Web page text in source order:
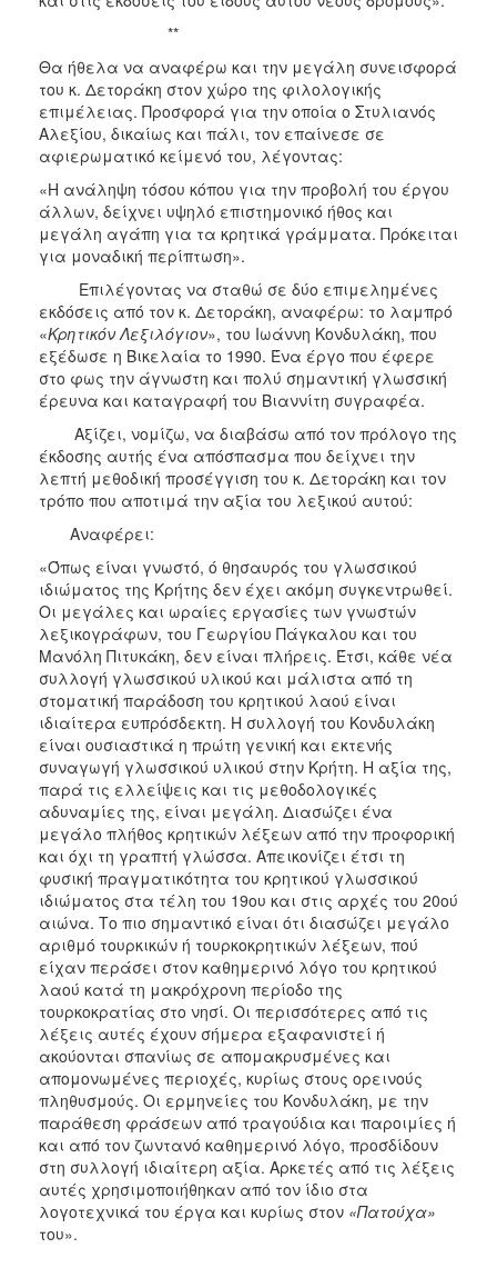
**
Θα ήθελα να αναφέρω και την μεγάλη συνεισφορά
του κ. Δετοράκη στον χώρο της φιλολογικής
επιμέλειας. Προσφορά για την οποία ο Στυλιανός
Αλεξίου, δικαίως και πάλι, τον επαίνεσε σε
αφιερωματικό κείμενό του, λέγοντας:
«Η ανάληψη τόσου κόπου για την προβολή του έργου
άλλων, δείχνει υψηλό επιστημονικό ήθος και
μεγάλη αγάπη για τα κρητικά γράμματα. Πρόκειται
για μοναδική περίπτωση».
Επιλέγοντας να σταθώ σε δύο επιμελημένες
εκδόσεις από τον κ. Δετοράκη, αναφέρω: το λαμπρό
«Kρητικόν Λεξιλόγιον», του Ιωάννη Kονδυλάκη, που
εξέδωσε η Βικελαία το 1990. Ένα έργο που έφερε
στο φως την άγνωστη και πολύ σημαντική γλωσσική
έρευνα και καταγραφή του Βιαννίτη συγραφέα.
Αξίζει, νομίζω, να διαβάσω από τον πρόλογο της
έκδοσης αυτής ένα απόσπασμα που δείχνει την
λεπτή μεθοδική προσέγγιση του κ. Δετοράκη και τον
τρόπο που αποτιμά την αξία του λεξικού αυτού:
Αναφέρει:
«Όπως είναι γνωστό, ό θησαυρός του γλωσσικού
ιδιώματος της Κρήτης δεν έχει ακόμη συγκεντρωθεί.
Οι μεγάλες και ωραίες εργασίες των γνωστών
λεξικογράφων, του Γεωργίου Πάγκαλου και του
Μανόλη Πιτυκάκη, δεν είναι πλήρεις. Έτσι, κάθε νέα
συλλογή γλωσσικού υλικού και μάλιστα από τη
στοματική παράδοση του κρητικού λαού είναι
ιδιαίτερα ευπρόσδεκτη. Η συλλογή του Κονδυλάκη
είναι ουσιαστικά η πρώτη γενική και εκτενής
συναγωγή γλωσσικού υλικού στην Κρήτη. Η αξία της,
παρά τις ελλείψεις και τις μεθοδολογικές
αδυναμίες της, είναι μεγάλη. Διασώζει ένα
μεγάλο πλήθος κρητικών λέξεων από την προφορική
και όχι τη γραπτή γλώσσα. Απεικονίζει έτσι τη
φυσική πραγματικότητα του κρητικού γλωσσικού
ιδιώματος στα τέλη του 19ου και στις αρχές του 20ού
αιώνα. Το πιο σημαντικό είναι ότι διασώζει μεγάλο
αριθμό τουρκικών ή τουρκοκρητικών λέξεων, πού
είχαν περάσει στον καθημερινό λόγο του κρητικού
λαού κατά τη μακρόχρονη περίοδο της
τουρκοκρατίας στο νησί. Οι περισσότερες από τις
λέξεις αυτές έχουν σήμερα εξαφανιστεί ή
ακούονται σπανίως σε απομακρυσμένες και
απομονωμένες περιοχές, κυρίως στους ορεινούς
πληθυσμούς. Οι ερμηνείες του Κονδυλάκη, με την
παράθεση φράσεων από τραγούδια και παροιμίες ή
και από τον ζωντανό καθημερινό λόγο, προσδίδουν
στη συλλογή ιδιαίτερη αξία. Αρκετές από τις λέξεις
αυτές χρησιμοποιήθηκαν από τον ίδιο στα
λογοτεχνικά του έργα και κυρίως στον «Πατούχα»
του».